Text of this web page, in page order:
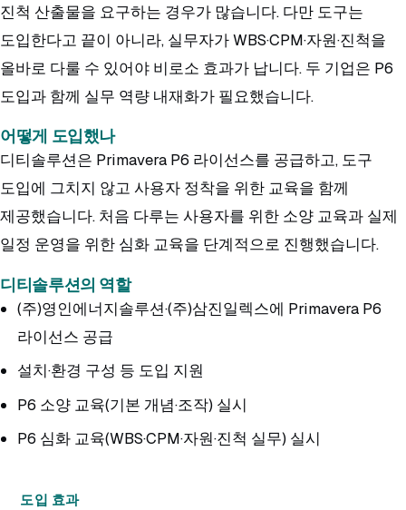
진척 산출물을 요구하는 경우가 많습니다. 다만 도구는
도입한다고 끝이 아니라, 실무자가 WBS·CPM·자원·진척을
올바로 다룰 수 있어야 비로소 효과가 납니다. 두 기업은 P6
도입과 함께 실무 역량 내재화가 필요했습니다.
어떻게 도입했나
디티솔루션은 Primavera P6 라이선스를 공급하고, 도구
도입에 그치지 않고 사용자 정착을 위한 교육을 함께
제공했습니다. 처음 다루는 사용자를 위한 소양 교육과 실제
일정 운영을 위한 심화 교육을 단계적으로 진행했습니다.
디티솔루션의 역할
(주)영인에너지솔루션·(주)삼진일렉스에 Primavera P6
라이선스 공급
설치·환경 구성 등 도입 지원
P6 소양 교육(기본 개념·조작) 실시
P6 심화 교육(WBS·CPM·자원·진척 실무) 실시
도입 효과